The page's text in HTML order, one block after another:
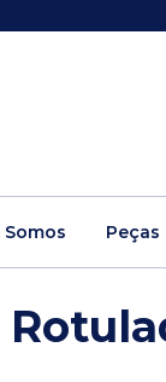
Somos Peças